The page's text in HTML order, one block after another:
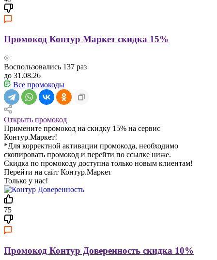
Промокод Контур Маркет скидка 15%
Воспользовались 137 раз
до 31.08.26
Все промокоды
Открыть промокод
Примените промокод на скидку 15% на сервис
Контур.Маркет!
*Для корректной активации промокода, необходимо
скопировать промокод и перейти по ссылке ниже.
Скидка по промокоду доступна только новым клиентам!
Перейти на сайт Контур.Маркет
Только у нас!
75
Промокод Контур Доверенность скидка 10%